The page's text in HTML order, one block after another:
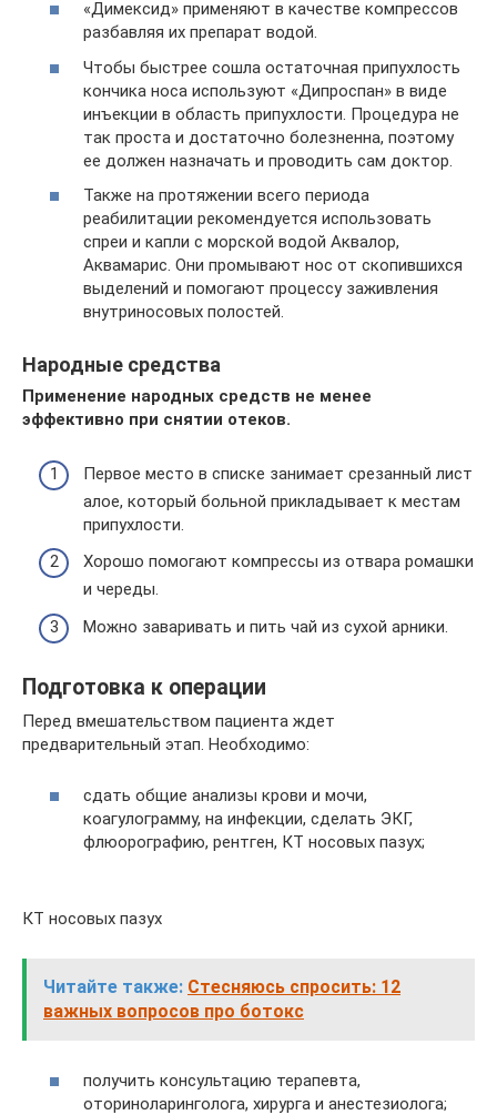
«Димексид» применяют в качестве компрессов
разбавляя их препарат водой.
Чтобы быстрее сошла остаточная припухлость
кончика носа используют «Дипроспан» в виде
инъекции в область припухлости. Процедура не
так проста и достаточно болезненна, поэтому
ее должен назначать и проводить сам доктор.
Также на протяжении всего периода
реабилитации рекомендуется использовать
спреи и капли с морской водой Аквалор,
Аквамарис. Они промывают нос от скопившихся
выделений и помогают процессу заживления
внутриносовых полостей.
Народные средства
Применение народных средств не менее
эффективно при снятии отеков.
Первое место в списке занимает срезанный лист
алое, который больной прикладывает к местам
припухлости.
Хорошо помогают компрессы из отвара ромашки
и череды.
Можно заваривать и пить чай из сухой арники.
Подготовка к операции
Перед вмешательством пациента ждет
предварительный этап. Необходимо:
сдать общие анализы крови и мочи,
коагулограмму, на инфекции, сделать ЭКГ,
флюорографию, рентген, КТ носовых пазух;
КТ носовых пазух
Читайте также: Стесняюсь спросить: 12
важных вопросов про ботокс
получить консультацию терапевта,
оториноларинголога, хирурга и анестезиолога;